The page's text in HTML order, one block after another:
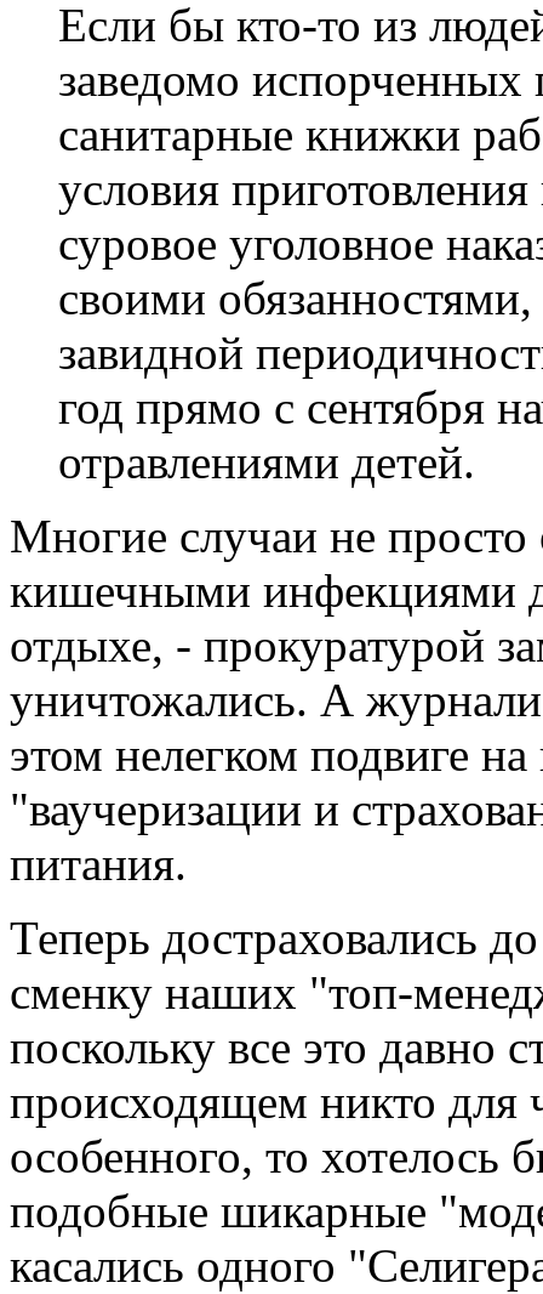
Если бы кто-то из
заведомо
санитарные книжки
условия
суровое уголовное
своими
завидной
год прямо с сентября
отравлениями детей.
Многие случаи не просто
кишечными инфекциями
отдыхе, - прокуратурой
уничтожались. А
этом нелегком подвиге
"ваучеризации и
питания.
Теперь достраховались
сменку наших "топ-
поскольку все это давно
происходящем никто для
особенного, то хотелось
подобные шикарные
касались одного